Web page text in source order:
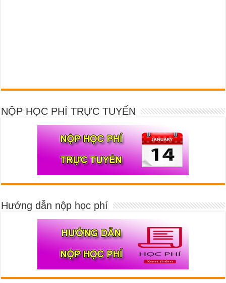
NỘP HỌC PHÍ TRỰC TUYẾN
Hướng dẫn nộp học phí